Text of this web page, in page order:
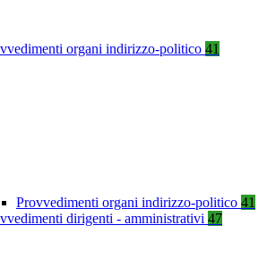
organi indirizzo-politico 41
Provvedimenti organi indirizzo-politico 41
dirigenti - amministrativi 47